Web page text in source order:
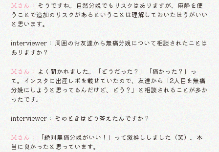
Mさん： そうですね。自然分娩でもリスクはありますが、麻酔を使
うことで追加のリスクがあるということは理解しておいたほうがいい
と思います。
interviewer： 周囲のお友達から無痛分娩について相談されたことは
ありますか？
Mさん： よく聞かれました。「どうだった？」「痛かった？」っ
て。インスタに出産レポを載せていたので、友達から「2人目を無痛
分娩にしようと思ってるんだけど、どう？」と相談されることが多か
ったです。
interviewer： そのときはどう答えたんですか？
Mさん：
「絶対無痛分娩がいい！」って激推ししました（笑）。本
当に良かったと思っています。